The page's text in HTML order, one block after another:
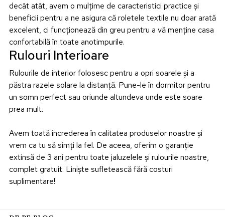
decât atât, avem o mulțime de caracteristici practice și
beneficii pentru a ne asigura că roletele textile nu doar arată
excelent, ci funcționează din greu pentru a vă menține casa
confortabilă în toate anotimpurile.
Rulouri Interioare
Rulourile de interior folosesc pentru a opri soarele și a
păstra razele solare la distanță. Pune-le în dormitor pentru
un somn perfect sau oriunde altundeva unde este soare
prea mult.
Avem toată încrederea în calitatea produselor noastre și
vrem ca tu să simți la fel. De aceea, oferim o garanție
extinsă de 3 ani pentru toate jaluzelele și rulourile noastre,
complet gratuit. Liniște sufletească fără costuri
suplimentare!